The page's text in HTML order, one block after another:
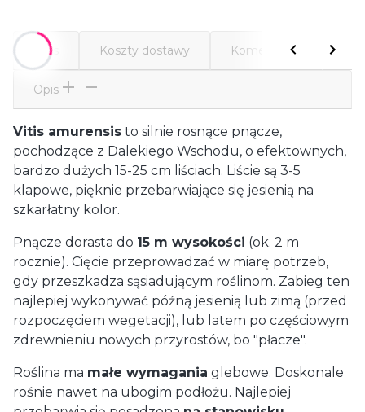
Opis Koszty dostawy Komentarze
Opis
Vitis amurensis to silnie rosnące pnącze,
pochodzące z Dalekiego Wschodu, o efektownych,
bardzo dużych 15-25 cm liściach. Liście są 3-5
klapowe, pięknie przebarwiające się jesienią na
szkarłatny kolor.
Pnącze dorasta do 15 m wysokości (ok. 2 m
rocznie). Cięcie przeprowadzać w miarę potrzeb,
gdy przeszkadza sąsiadującym roślinom. Zabieg ten
najlepiej wykonywać późną jesienią lub zimą (przed
rozpoczęciem wegetacji), lub latem po częściowym
zdrewnieniu nowych przyrostów, bo "płacze".
Roślina ma małe wymagania glebowe. Doskonale
rośnie nawet na ubogim podłożu. Najlepiej